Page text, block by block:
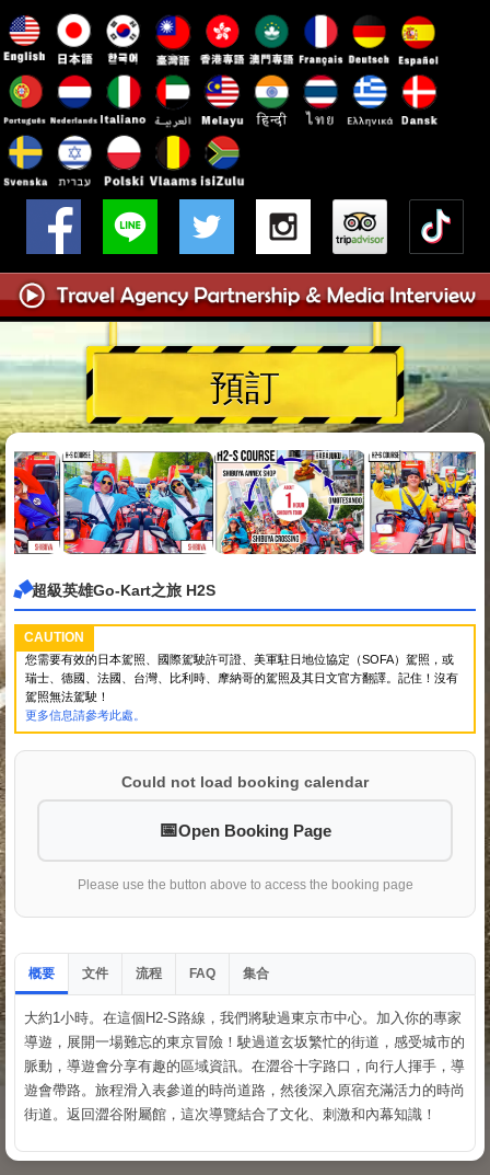
預訂
超級英雄Go-Kart之旅 H2S
CAUTION
您需要有效的日本駕照、國際駕駛許可證、美軍駐日地位協定（SOFA）駕照，或
瑞士、德國、法國、台灣、比利時、摩納哥的駕照及其日文官方翻譯。記住！沒有
駕照無法駕駛！
更多信息請參考此處。
Could not load booking calendar
Open Booking Page
Please use the button above to access the booking page
概要 文件 流程 FAQ 集合
大約1小時。在這個H2-S路線，我們將駛過東京市中心。加入你的專家
導遊，展開一場難忘的東京冒險！駛過道玄坂繁忙的街道，感受城市的
脈動，導遊會分享有趣的區域資訊。在澀谷十字路口，向行人揮手，導
遊會帶路。旅程滑入表參道的時尚道路，然後深入原宿充滿活力的時尚
街道。返回澀谷附屬館，這次導覽結合了文化、刺激和內幕知識！